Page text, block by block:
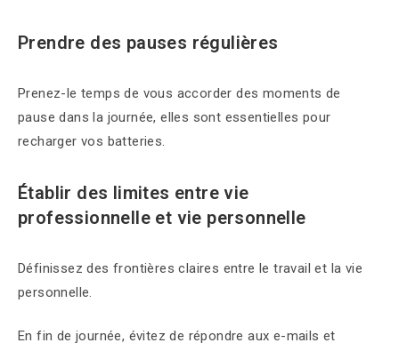
Prendre des pauses régulières
Prenez-le temps de vous accorder des moments de
pause dans la journée, elles sont essentielles pour
recharger vos batteries.
Établir des limites entre vie
professionnelle et vie personnelle
Définissez des frontières claires entre le travail et la vie
personnelle.
En fin de journée, évitez de répondre aux e-mails et